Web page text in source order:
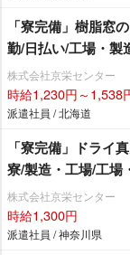
「寮完備」樹脂窓
勤/日払い/工場・製
株式会社京栄センター
時給1,230円～1,538
派遣社員 / 北海道
「寮完備」ドライ
寮/製造・工場/工場
株式会社京栄センター
時給1,300円
派遣社員 / 神奈川県